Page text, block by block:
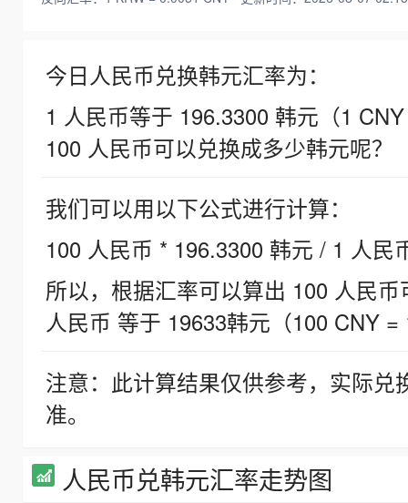
今日人民币兑换韩元汇率为：
1 人民币等于 196.3300 韩元（1
100 人民币可以兑换成多少韩元呢？
我们可以用以下公式进行计算：
100 人民币 * 196.3300 韩元 / 1 人民
所以，根据汇率可以算出 100 人民
人民币 等于 19633韩元（100 CNY =
注意：此计算结果仅供参考，实际
准。
人民币兑韩元汇率走势图